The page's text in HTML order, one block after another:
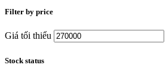
Filter by price
Giá tối thiểu
Stock status